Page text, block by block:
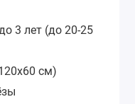
3 лет (до 20-25
см)